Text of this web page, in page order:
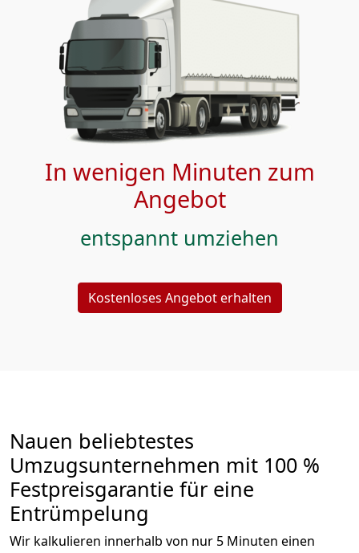
In wenigen Minuten zum
Angebot
entspannt umziehen
Kostenloses Angebot erhalten
Nauen beliebtestes
Umzugsunternehmen mit 100 %
Festpreisgarantie für eine
Entrümpelung
Wir kalkulieren innerhalb von nur 5 Minuten einen